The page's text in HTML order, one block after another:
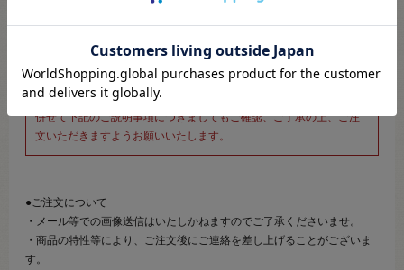
そのため、商品画像および詳細は記載しておりません。
また、詳細につきましてのご案内、ご相談もオンラインショップ窓
口では承っておりません。
併せて下記のご説明事項につきましてもご確認、ご了承の上、ご注
文いただきますようお願いいたします。
●ご注文について
・メール等での画像送信はいたしかねますのでご了承くださいませ。
・商品の特性等により、ご注文後にご連絡を差し上げることがございま
す。